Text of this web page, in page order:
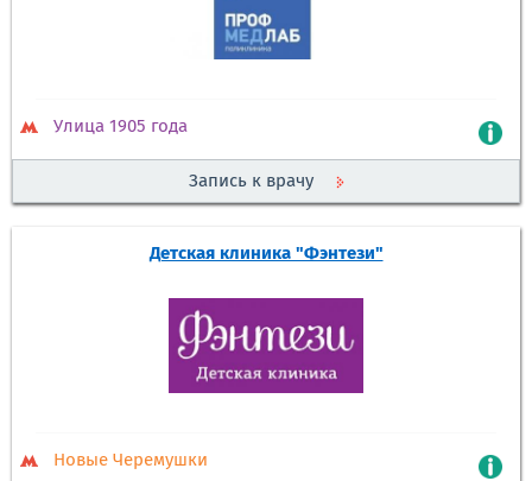
Улица 1905 года
Запись к врачу
Детская клиника "Фэнтези"
Новые Черемушки